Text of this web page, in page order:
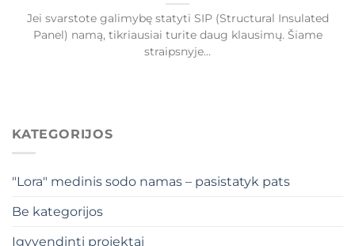
Jei svarstote galimybę statyti SIP (Structural Insulated
Panel) namą, tikriausiai turite daug klausimų. Šiame
straipsnyje...
KATEGORIJOS
"Lora" medinis sodo namas – pasistatyk pats
Be kategorijos
Įgyvendinti projektai